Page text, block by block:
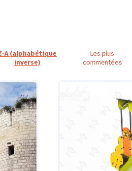
A (alphabétique
inverse)
Les plus
commentées